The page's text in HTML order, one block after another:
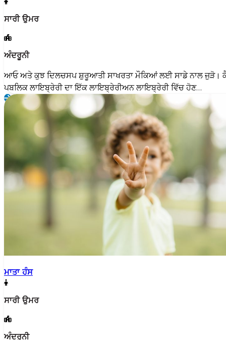
ਸਾਰੀ ਉਮਰ
ਅੰਦਰੂਨੀ
ਆਓ ਅਤੇ ਕੁਝ ਦਿਲਚਸਪ ਸ਼ੁਰੂਆਤੀ ਸਾਖਰਤਾ ਮੌਕਿਆਂ ਲਈ ਸਾਡੇ ਨਾਲ ਜੁੜੋ।
ਪਬਲਿਕ ਲਾਇਬ੍ਰੇਰੀ ਦਾ ਇੱਕ ਲਾਇਬ੍ਰੇਰੀਅਨ ਲਾਇਬ੍ਰੇਰੀ ਵਿੱਚ ਹੋਣ…
ਮਾਤਾ ਹੰਸ
ਸਾਰੀ ਉਮਰ
ਅੰਦਰੂਨੀ